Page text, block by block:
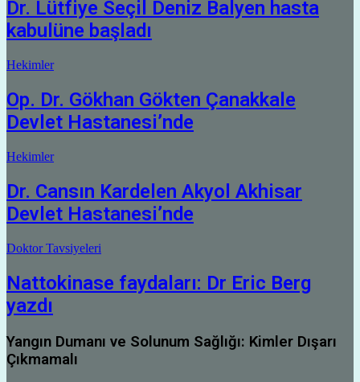
Dr. Lütfiye Seçil Deniz Balyen hasta
kabulüne başladı
Hekimler
Op. Dr. Gökhan Gökten Çanakkale
Devlet Hastanesi’nde
Hekimler
Dr. Cansın Kardelen Akyol Akhisar
Devlet Hastanesi’nde
Doktor Tavsiyeleri
Nattokinase faydaları: Dr Eric Berg
yazdı
Yangın Dumanı ve Solunum Sağlığı: Kimler Dışarı
Çıkmamalı